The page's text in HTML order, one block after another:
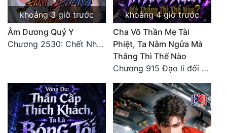
khoảng 3 giờ trước
Âm Dương Quỷ Y
Chương 2530: Chết Như Thế Nào
khoảng 4 giờ trước
Cha Võ Thần Mẹ Tài
Phiệt, Ta Nằm Ngửa Mà
Thắng Thì Thế Nào
Chương 915 Đạo lí đối nhân xử thế! Ta biết làm cơm là chuyện rất kỳ quái sao?